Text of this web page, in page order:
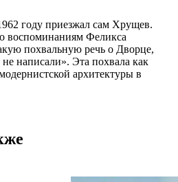
году приезжал сам Хрущев.
воспоминаниям Феликса
похвальную речь о Дворце,
написали». Эта похвала как
архитектуры в